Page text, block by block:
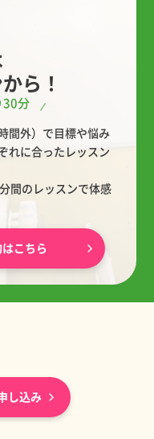
ら！
30分
間外）で目標や悩み
れに合ったレッスン
間のレッスンで体感
こちら
し込み